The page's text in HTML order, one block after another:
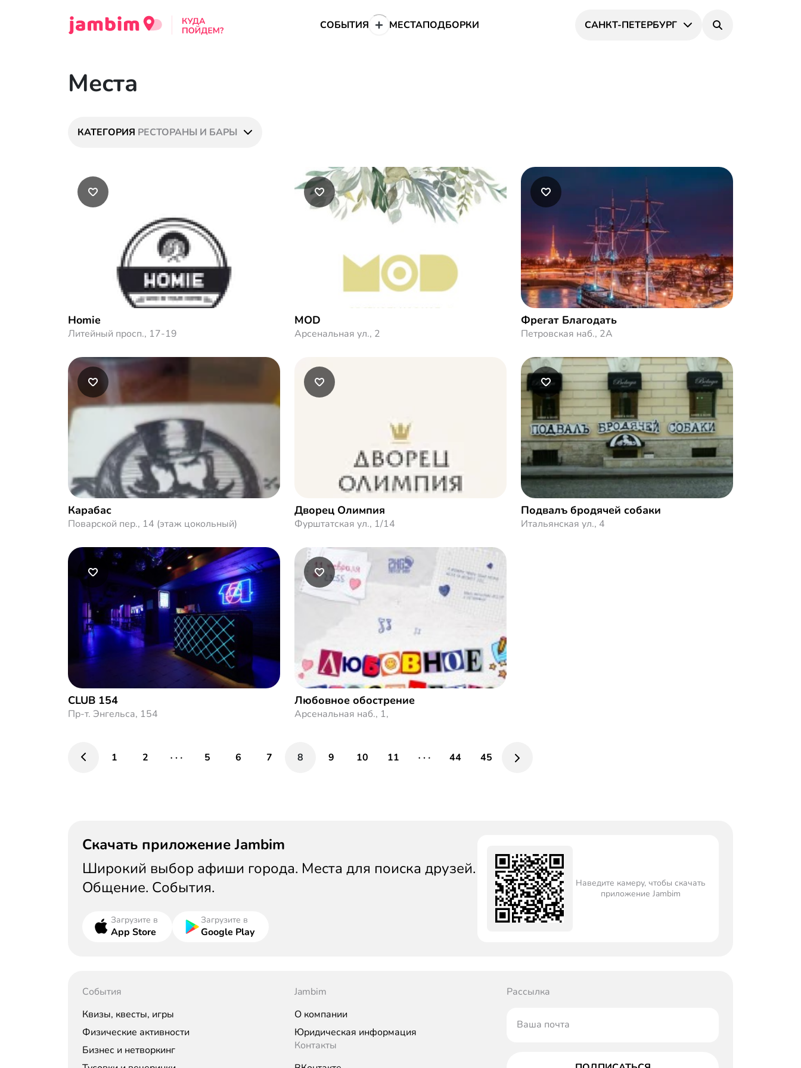
СОБЫТИЯ МЕСТАПОДБОРКИ САНКТ-ПЕТЕРБУРГ
Места
КАТЕГОРИЯ РЕСТОРАНЫ И БАРЫ
Homie
Литейный просп., 17-19
MOD
Арсенальная ул., 2
Фрегат Благодать
Петровская наб., 2А
Карабас
Поварской пер., 14 (этаж цокольный)
Дворец Олимпия
Фурштатская ул., 1/14
Подвалъ бродячей собаки
Итальянская ул., 4
CLUB 154
Пр-т. Энгельса, 154
Любовное обострение
Арсенальная наб., 1,
1 2 5 6 7 8 9 10 11 44 45
Скачать приложение Jambim
Широкий выбор афиши города. Места для поиска друзей.
Общение. События.
Загрузите в
App Store
Загрузите в
Google Play
Наведите камеру, чтобы скачать
приложение Jambim
События
Квизы, квесты, игры
Физические активности
Бизнес и нетворкинг
Jambim
О компании
Юридическая информация
Контакты
Рассылка
Ваша почта